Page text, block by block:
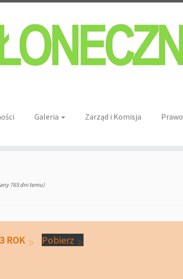
Galeria Zarząd i Komisja Prawo
765 dni temu)
ROK Pobierz